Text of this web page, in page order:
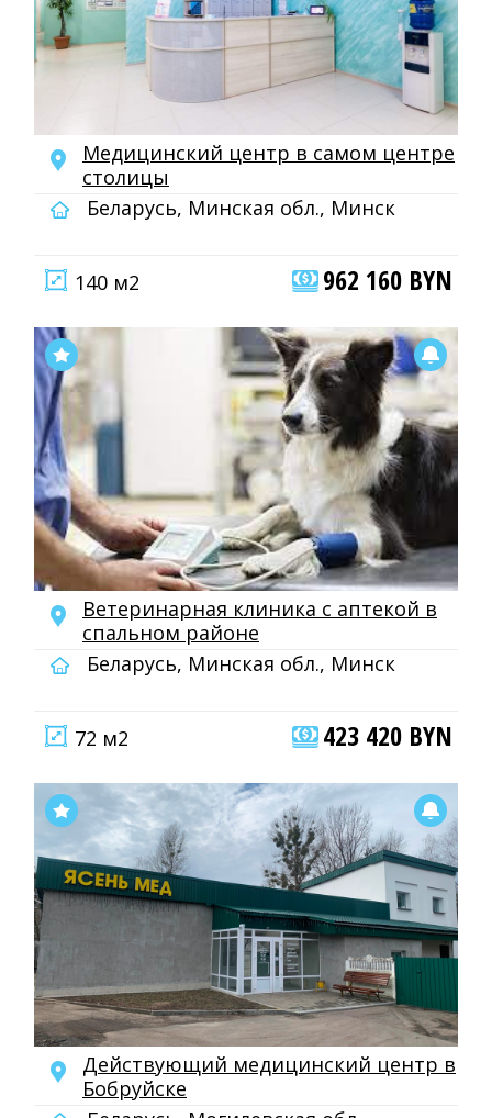
Медицинский центр в самом центре
столицы
Беларусь, Минская обл., Минск
140 м2 962 160 BYN
Ветеринарная клиника с аптекой в
спальном районе
Беларусь, Минская обл., Минск
72 м2 423 420 BYN
Действующий медицинский центр в
Бобруйске